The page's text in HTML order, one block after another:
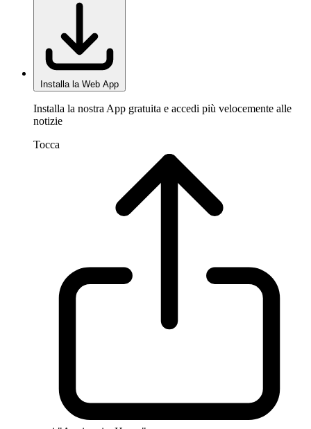
Installa la Web App
Installa la nostra App gratuita e accedi più velocemente alle
notizie
Tocca